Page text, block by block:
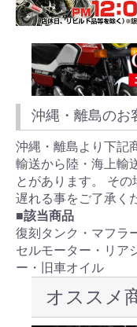
沖縄・離島のお
沖縄・離島より下記
輸送から陸・海上輸
とがあります。 そ
遅れる事をご了承く
■該当商品
復刻タンク・マフラ
セルモーター・リア
ー・旧車オイル
オススメ